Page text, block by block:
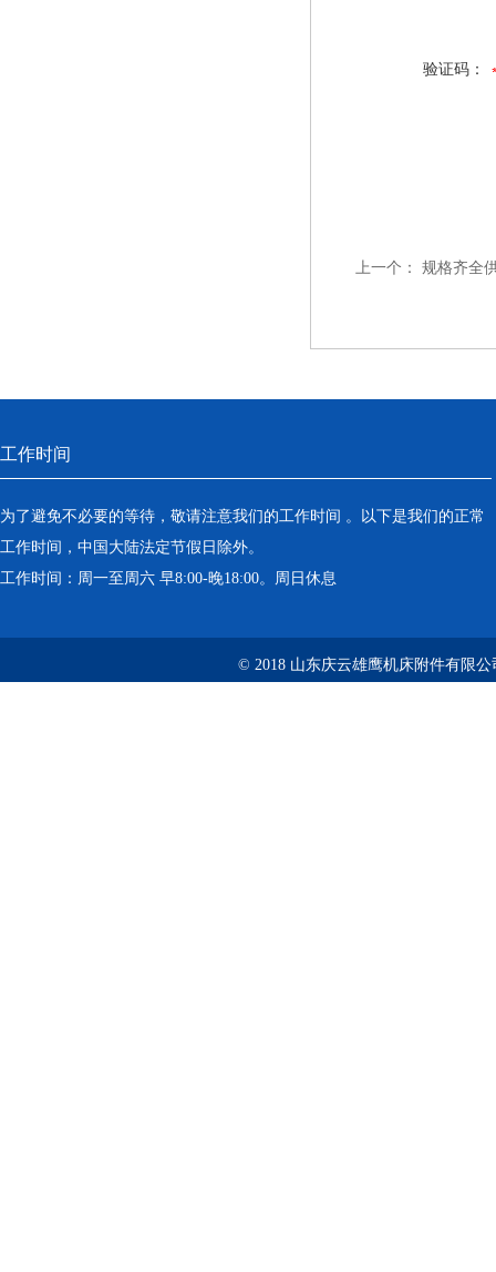
验证码：
上一个： 规格齐全
工作时间
为了避免不必要的等待，敬请注意我们的工作时间 。以下是我们的正常
工作时间，中国大陆法定节假日除外。
工作时间：周一至周六 早8:00-晚18:00。周日休息
© 2018 山东庆云雄鹰机床附件有限